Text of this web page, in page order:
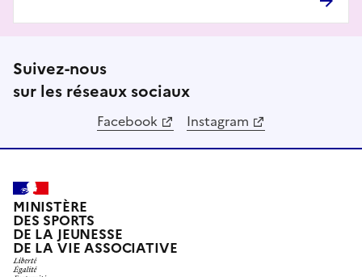
Suivez-nous
sur les réseaux sociaux
Facebook Instagram
MINISTÈRE
DES SPORTS
DE LA JEUNESSE
DE LA VIE ASSOCIATIVE